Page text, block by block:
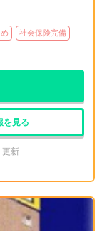
社会保険完備
を見る
更新